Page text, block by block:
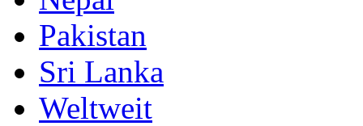
Pakistan
Sri Lanka
Weltweit